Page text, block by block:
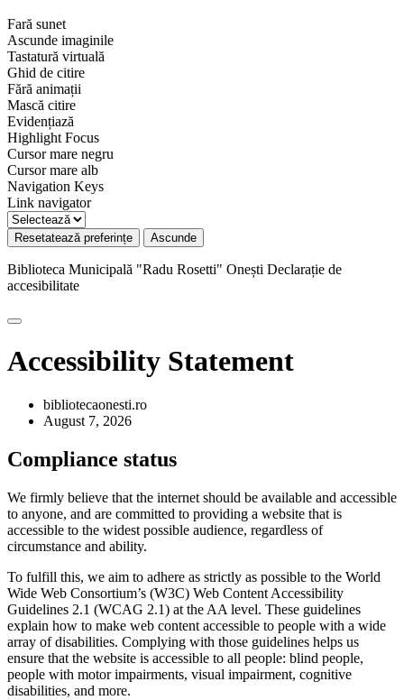
Fară sunet
Ascunde imaginile
Tastatură virtuală
Ghid de citire
Fără animații
Mască citire
Evidențiază
Highlight Focus
Cursor mare negru
Cursor mare alb
Navigation Keys
Link navigator
Resetatează preferințe Ascunde
Biblioteca Municipală "Radu Rosetti" Onești Declarație de
accesibilitate
Accessibility Statement
bibliotecaonesti.ro
August 7, 2026
Compliance status
We firmly believe that the internet should be available and accessible
to anyone, and are committed to providing a website that is
accessible to the widest possible audience, regardless of
circumstance and ability.
To fulfill this, we aim to adhere as strictly as possible to the World
Wide Web Consortium’s (W3C) Web Content Accessibility
Guidelines 2.1 (WCAG 2.1) at the AA level. These guidelines
explain how to make web content accessible to people with a wide
array of disabilities. Complying with those guidelines helps us
ensure that the website is accessible to all people: blind people,
people with motor impairments, visual impairment, cognitive
disabilities, and more.